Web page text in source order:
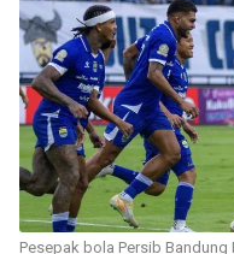
Pesepak bola Persib